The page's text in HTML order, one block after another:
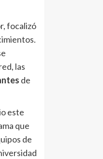
focalizó
las
de
este
que
de